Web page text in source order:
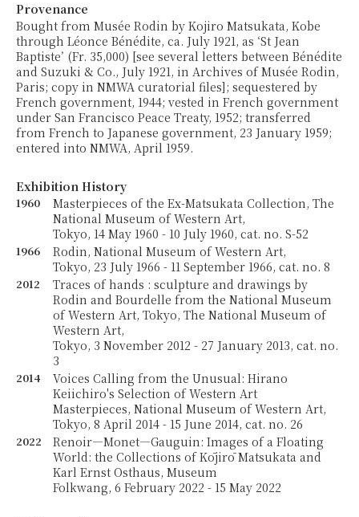
Provenance
Bought from Musée Rodin by Kojiro Matsukata, Kobe
through Léonce Bénédite, ca. July 1921, as ‘St Jean
Baptiste’ (Fr. 35,000) [see several letters between Bénédite
and Suzuki & Co., July 1921, in Archives of Musée Rodin,
Paris; copy in NMWA curatorial files]; sequestered by
French government, 1944; vested in French government
under San Francisco Peace Treaty, 1952; transferred
from French to Japanese government, 23 January 1959;
entered into NMWA, April 1959.
Exhibition History
1960
Masterpieces of the Ex-Matsukata Collection, The
National Museum of Western Art,
Tokyo, 14 May 1960 - 10 July 1960, cat. no. S-52
1966
Rodin, National Museum of Western Art,
Tokyo, 23 July 1966 - 11 September 1966, cat. no. 8
2012
Traces of hands : sculpture and drawings by
Rodin and Bourdelle from the National Museum
of Western Art, Tokyo, The National Museum of
Western Art,
Tokyo, 3 November 2012 - 27 January 2013, cat. no.
3
2014
Voices Calling from the Unusual: Hirano
Keiichiro's Selection of Western Art
Masterpieces, National Museum of Western Art,
Tokyo, 8 April 2014 - 15 June 2014, cat. no. 26
2022
Renoir—Monet—Gauguin: Images of a Floating
World: the Collections of Kōjirō Matsukata and
Karl Ernst Osthaus, Museum
Folkwang, 6 February 2022 - 15 May 2022